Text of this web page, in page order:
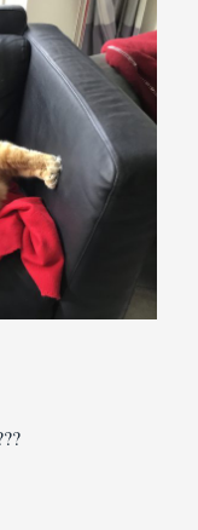
Tag 23 | Entspannung“